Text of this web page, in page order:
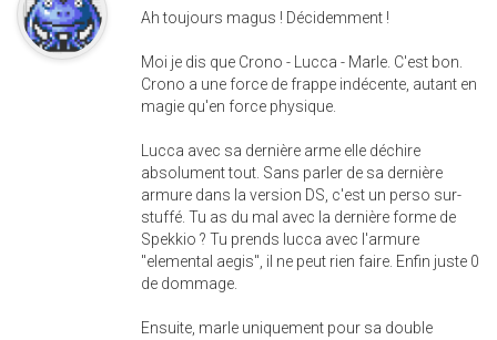
Ah toujours magus ! Décidemment !
Moi je dis que Crono - Lucca - Marle. C'est bon.
Crono a une force de frappe indécente, autant en
magie qu'en force physique.
Lucca avec sa dernière arme elle déchire
absolument tout. Sans parler de sa dernière
armure dans la version DS, c'est un perso sur-
stuffé. Tu as du mal avec la dernière forme de
Spekkio ? Tu prends lucca avec l'armure
"elemental aegis", il ne peut rien faire. Enfin juste 0
de dommage.
Ensuite, marle uniquement pour sa double